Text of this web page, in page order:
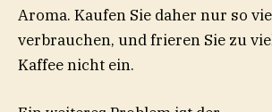
Aroma. Kaufen Sie daher nur so
verbrauchen, und frieren Sie zu
Kaffee nicht ein.